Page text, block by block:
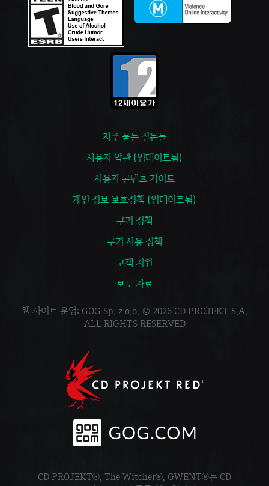
자주 묻는 질문들
사용자 약관 (업데이트됨)
사용자 콘텐츠 가이드
개인 정보 보호정책 (업데이트됨)
쿠키 정책
쿠키 사용 정책
고객 지원
보도 자료
웹 사이트 운영: GOG Sp. z o.o. © 2026 CD PROJEKT S.A.
ALL RIGHTS RESERVED
CD PROJEKT®, The Witcher®, GWENT®는 CD